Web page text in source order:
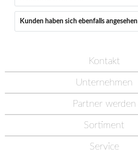
Kunden haben sich ebenfalls angesehen
Unternehmen
Partner werden
Kontakt
Sortiment
Service